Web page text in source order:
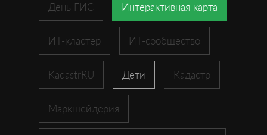
День ГИС Интерактивная карта
ИТ-кластер ИТ-сообщество
KadastrRU Дети Кадастр
Маркшейдерия